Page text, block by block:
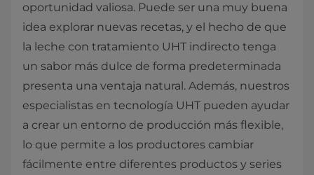
oportunidad valiosa. Puede ser una muy buena
idea explorar nuevas recetas, y el hecho de que
la leche con tratamiento UHT indirecto tenga
un sabor más dulce de forma predeterminada
presenta una ventaja natural. Además, nuestros
especialistas en tecnología UHT pueden ayudar
a crear un entorno de producción más flexible,
lo que permite a los productores cambiar
fácilmente entre diferentes productos y series